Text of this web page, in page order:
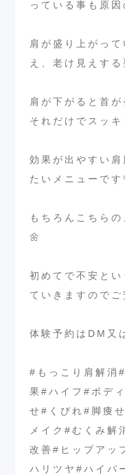
っている事も原因
肩が盛り上がっ
え、老け見えす
肩が下がると首
それだけでスッ
効果が出やすい
たいメニューです
もちろんこちら
🌼
初めてで不安と
ていきますので
体験予約はDM又
#もっこり肩解消
果#ハイフ#ボデ
せ#くびれ#脚痩
メイク#むくみ解
改善#ヒップアッ
ハリツヤ#ハイパ